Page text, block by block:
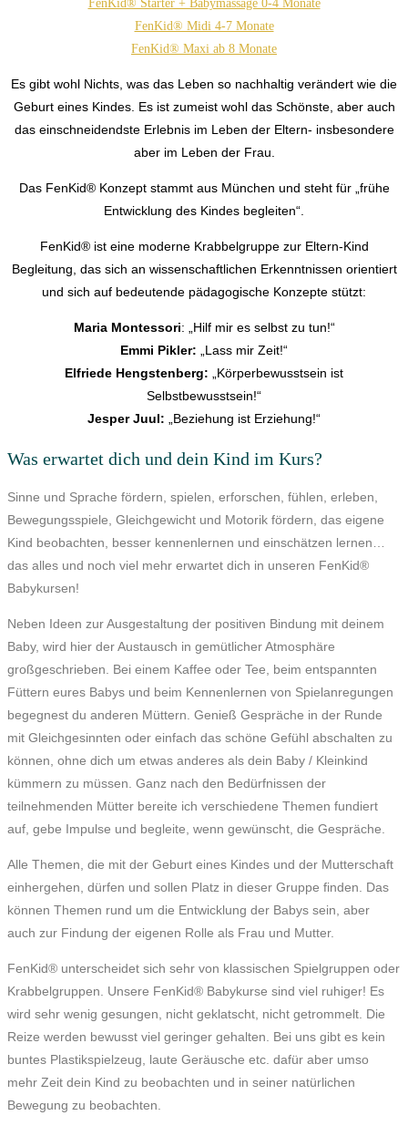
FenKid® Starter + Babymassage 0-4 Monate
FenKid® Midi 4-7 Monate
FenKid® Maxi ab 8 Monate
Es gibt wohl Nichts, was das Leben so nachhaltig verändert wie die
Geburt eines Kindes. Es ist zumeist wohl das Schönste, aber auch
das einschneidendste Erlebnis im Leben der Eltern- insbesondere
aber im Leben der Frau.
Das FenKid® Konzept stammt aus München und steht für „frühe
Entwicklung des Kindes begleiten“.
FenKid® ist eine moderne Krabbelgruppe zur Eltern-Kind
Begleitung, das sich an wissenschaftlichen Erkenntnissen orientiert
und sich auf bedeutende pädagogische Konzepte stützt:
Maria Montessori: „Hilf mir es selbst zu tun!“
Emmi Pikler: „Lass mir Zeit!“
Elfriede Hengstenberg: „Körperbewusstsein ist
Selbstbewusstsein!“
Jesper Juul: „Beziehung ist Erziehung!“
Was erwartet dich und dein Kind im Kurs?
Sinne und Sprache fördern, spielen, erforschen, fühlen, erleben,
Bewegungsspiele, Gleichgewicht und Motorik fördern, das eigene
Kind beobachten, besser kennenlernen und einschätzen lernen…
das alles und noch viel mehr erwartet dich in unseren FenKid®
Babykursen!
Neben Ideen zur Ausgestaltung der positiven Bindung mit deinem
Baby, wird hier der Austausch in gemütlicher Atmosphäre
großgeschrieben. Bei einem Kaffee oder Tee, beim entspannten
Füttern eures Babys und beim Kennenlernen von Spielanregungen
begegnest du anderen Müttern. Genieß Gespräche in der Runde
mit Gleichgesinnten oder einfach das schöne Gefühl abschalten zu
können, ohne dich um etwas anderes als dein Baby / Kleinkind
kümmern zu müssen. Ganz nach den Bedürfnissen der
teilnehmenden Mütter bereite ich verschiedene Themen fundiert
auf, gebe Impulse und begleite, wenn gewünscht, die Gespräche.
Alle Themen, die mit der Geburt eines Kindes und der Mutterschaft
einhergehen, dürfen und sollen Platz in dieser Gruppe finden. Das
können Themen rund um die Entwicklung der Babys sein, aber
auch zur Findung der eigenen Rolle als Frau und Mutter.
FenKid® unterscheidet sich sehr von klassischen Spielgruppen oder
Krabbelgruppen. Unsere FenKid® Babykurse sind viel ruhiger! Es
wird sehr wenig gesungen, nicht geklatscht, nicht getrommelt. Die
Reize werden bewusst viel geringer gehalten. Bei uns gibt es kein
buntes Plastikspielzeug, laute Geräusche etc. dafür aber umso
mehr Zeit dein Kind zu beobachten und in seiner natürlichen
Bewegung zu beobachten.